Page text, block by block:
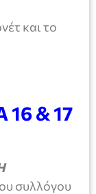
και το
& 17
συλλόγου